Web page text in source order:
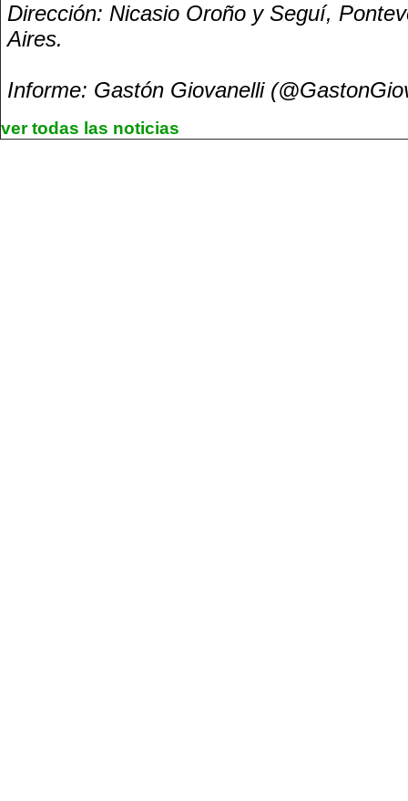
Dirección: Nicasio Oroño y Seguí,
Aires.
Informe: Gastón Giovanelli
ver todas las noticias